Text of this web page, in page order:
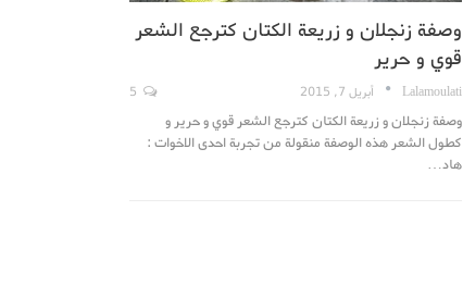
وصفة زنجلان و زريعة الكتان كترجع الشعر
قوي و حرير
Lalamoulati أبريل 7, 2015
وصفة زنجلان و زريعة الكتان كترجع الشعر قوي و حرير و
كطول الشعر هذه الوصفة منقولة من تجربة احدى الاخوات :
هاد…